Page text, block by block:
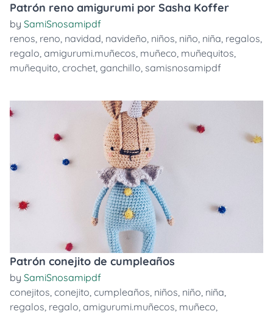
Patrón reno amigurumi por Sasha Koffer
by SamiSnosamipdf
renos, reno, navidad, navideño, niños, niño, niña, regalos,
regalo, amigurumi.muñecos, muñeco, muñequitos,
muñequito, crochet, ganchillo, samisnosamipdf
Patrón conejito de cumpleaños
by SamiSnosamipdf
conejitos, conejito, cumpleaños, niños, niño, niña,
regalos, regalo, amigurumi.muñecos, muñeco,